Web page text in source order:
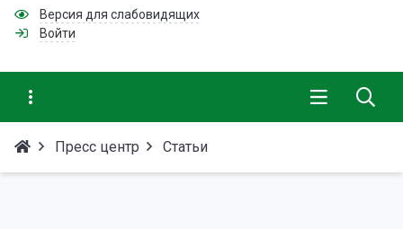
Версия для слабовидящих
Войти
Пресс центр Статьи